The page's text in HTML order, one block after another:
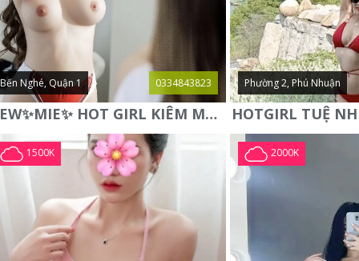
Bến Nghé, Quận 1 0334843823
NEW✨MIE✨ HOT GIRL KIÊM MẪU ẢNH HÀNG CỰC NGON LẦN ĐẦU
Phường 2, Phú Nhuận
1500K 2000K